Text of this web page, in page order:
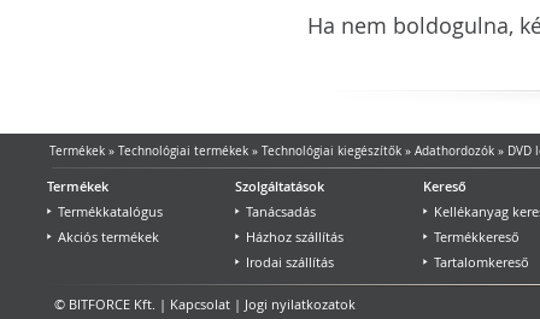
Ha nem boldogulna,
Termékek» Technológiai termékek» Technológiai kiegészítők» Adathordozók» DVD
Termékek
Termékkatalógus
Akciós termékek
Szolgáltatások
Tanácsadás
Házhoz szállítás
Irodai szállítás
Kereső
Kellékanyag
Termékkereső
Tartalomkereső
© BITFORCE Kft. | Kapcsolat | Jogi nyilatkozatok